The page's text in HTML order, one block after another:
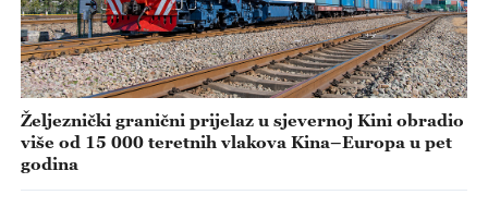
Željeznički granični prijelaz u sjevernoj Kini obradio
više od 15 000 teretnih vlakova Kina–Europa u pet
godina